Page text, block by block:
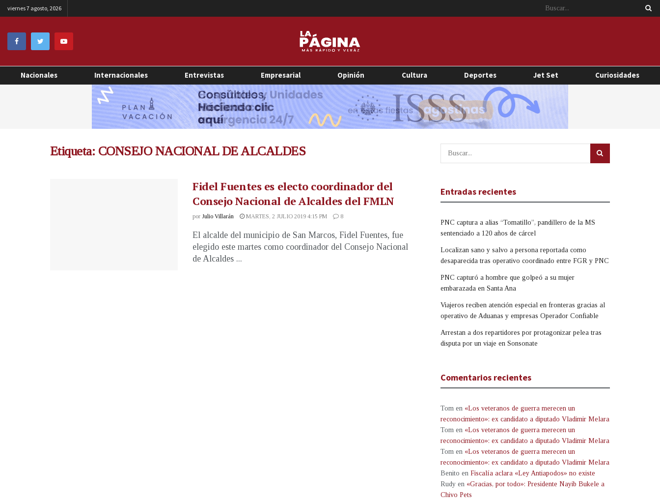
viernes 7 agosto, 2026
Nacionales Internacionales Entrevistas Empresarial Opinión Cultura Deportes Jet Set Curiosidades
Etiqueta: CONSEJO NACIONAL DE ALCALDES
Fidel Fuentes es electo coordinador del
Consejo Nacional de Alcaldes del FMLN
por Julio Villarán MARTES, 2 JULIO 2019 4:15 PM 8
El alcalde del municipio de San Marcos, Fidel Fuentes, fue
elegido este martes como coordinador del Consejo Nacional
de Alcaldes ...
Entradas recientes
PNC captura a alias “Tomatillo”, pandillero de la MS
sentenciado a 120 años de cárcel
Localizan sano y salvo a persona reportada como
desaparecida tras operativo coordinado entre FGR y PNC
PNC capturó a hombre que golpeó a su mujer
embarazada en Santa Ana
Viajeros reciben atención especial en fronteras gracias al
operativo de Aduanas y empresas Operador Confiable
Arrestan a dos repartidores por protagonizar pelea tras
disputa por un viaje en Sonsonate
Comentarios recientes
Tom en «Los veteranos de guerra merecen un
reconocimiento»: ex candidato a diputado Vladimir Melara
Tom en «Los veteranos de guerra merecen un
reconocimiento»: ex candidato a diputado Vladimir Melara
Tom en «Los veteranos de guerra merecen un
reconocimiento»: ex candidato a diputado Vladimir Melara
Benito en Fiscalía aclara «Ley Antiapodos» no existe
Rudy en «Gracias, por todo»: Presidente Nayib Bukele a
Chivo Pets